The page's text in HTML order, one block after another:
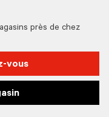
près de chez
vous